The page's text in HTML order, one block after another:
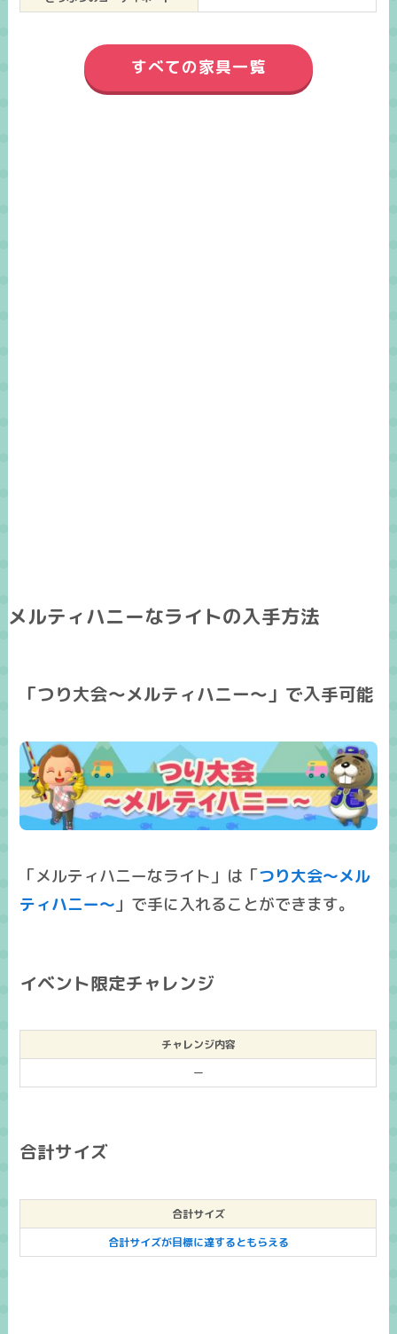
すべての家具一覧
メルティハニーなライトの入手方法
「つり大会～メルティハニー～」で入手可能
「メルティハニーなライト」は「つり大会～メル
ティハニー～ 」で手に入れることができます。
イベント限定チャレンジ
チャレンジ内容
ー
合計サイズ
合計サイズ
合計サイズが目標に達するともらえる